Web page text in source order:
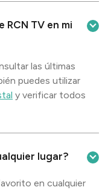
RCN TV en mi
las últimas
puedes utilizar
y verificar todos
lugar?
en cualquier